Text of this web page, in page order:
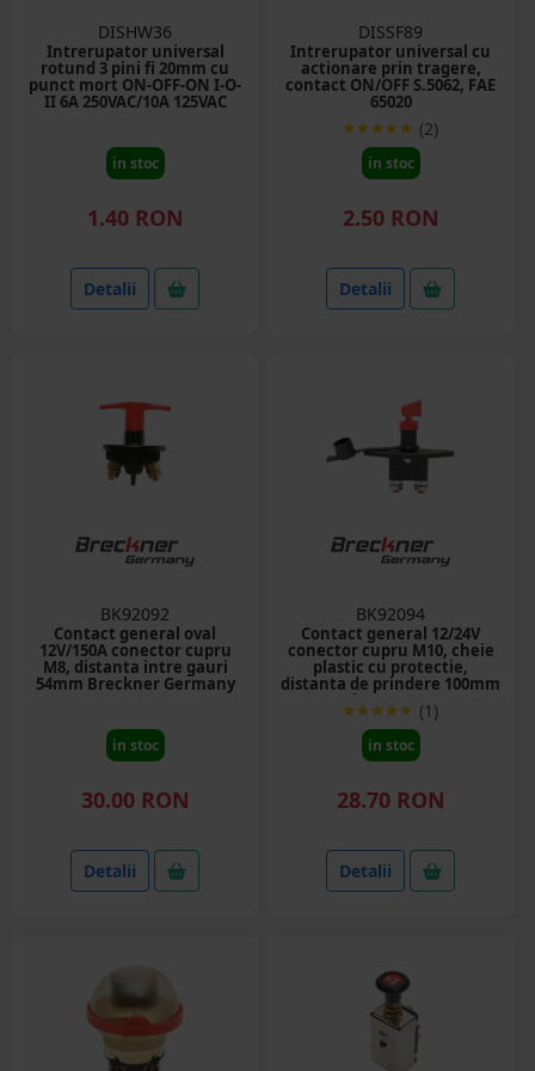
DISHW36
Intrerupator universal
rotund 3 pini fi 20mm cu
punct mort ON-OFF-ON I-O-
II 6A 250VAC/10A 125VAC
in stoc
1.40 RON
Detalii
DISSF89
Intrerupator universal cu
actionare prin tragere,
contact ON/OFF S.5062, FAE
65020
(2)
in stoc
2.50 RON
Detalii
BK92092
Contact general oval
12V/150A conector cupru
M8, distanta intre gauri
54mm Breckner Germany
in stoc
30.00 RON
Detalii
BK92094
Contact general 12/24V
conector cupru M10, cheie
plastic cu protectie,
distanta de prindere 100mm
Breckner Germany
(1)
in stoc
28.70 RON
Detalii